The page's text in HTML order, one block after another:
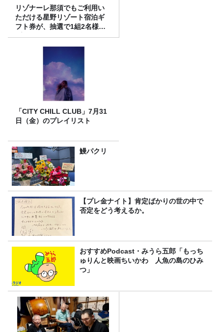
リゾナーレ那須でもご利用い
ただける星野リゾート宿泊ギ
フト券が、抽選で1組2名様に
プレゼント！
「CITY CHILL CLUB」7月31
日（金）のプレイリスト
鰻パクリ
【プレ金ナイト】肯定ばかりの世の中で
否定をどう考えるか。
おすすめPodcast・みうら五郎「もっち
ゅりんと映画ちいかわ 人魚の島のひみ
つ」